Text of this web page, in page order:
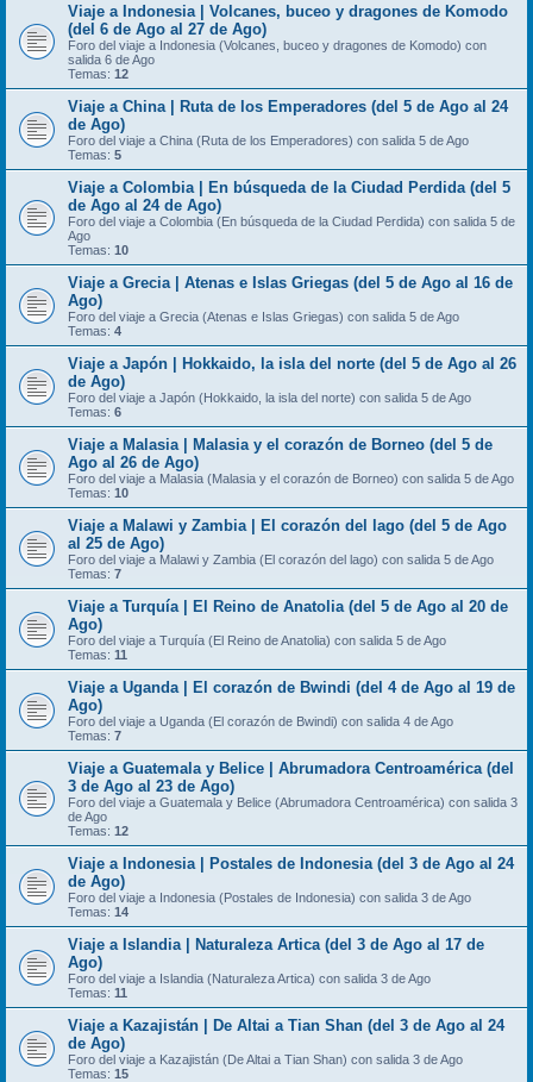
Viaje a Indonesia | Volcanes, buceo y dragones de Komodo
(del 6 de Ago al 27 de Ago)
Foro del viaje a Indonesia (Volcanes, buceo y dragones de Komodo) con
salida 6 de Ago
Temas: 12
Viaje a China | Ruta de los Emperadores (del 5 de Ago al 24
de Ago)
Foro del viaje a China (Ruta de los Emperadores) con salida 5 de Ago
Temas: 5
Viaje a Colombia | En búsqueda de la Ciudad Perdida (del 5
de Ago al 24 de Ago)
Foro del viaje a Colombia (En búsqueda de la Ciudad Perdida) con salida 5 de
Ago
Temas: 10
Viaje a Grecia | Atenas e Islas Griegas (del 5 de Ago al 16 de
Ago)
Foro del viaje a Grecia (Atenas e Islas Griegas) con salida 5 de Ago
Temas: 4
Viaje a Japón | Hokkaido, la isla del norte (del 5 de Ago al 26
de Ago)
Foro del viaje a Japón (Hokkaido, la isla del norte) con salida 5 de Ago
Temas: 6
Viaje a Malasia | Malasia y el corazón de Borneo (del 5 de
Ago al 26 de Ago)
Foro del viaje a Malasia (Malasia y el corazón de Borneo) con salida 5 de Ago
Temas: 10
Viaje a Malawi y Zambia | El corazón del lago (del 5 de Ago
al 25 de Ago)
Foro del viaje a Malawi y Zambia (El corazón del lago) con salida 5 de Ago
Temas: 7
Viaje a Turquía | El Reino de Anatolia (del 5 de Ago al 20 de
Ago)
Foro del viaje a Turquía (El Reino de Anatolia) con salida 5 de Ago
Temas: 11
Viaje a Uganda | El corazón de Bwindi (del 4 de Ago al 19 de
Ago)
Foro del viaje a Uganda (El corazón de Bwindi) con salida 4 de Ago
Temas: 7
Viaje a Guatemala y Belice | Abrumadora Centroamérica (del
3 de Ago al 23 de Ago)
Foro del viaje a Guatemala y Belice (Abrumadora Centroamérica) con salida 3
de Ago
Temas: 12
Viaje a Indonesia | Postales de Indonesia (del 3 de Ago al 24
de Ago)
Foro del viaje a Indonesia (Postales de Indonesia) con salida 3 de Ago
Temas: 14
Viaje a Islandia | Naturaleza Artica (del 3 de Ago al 17 de
Ago)
Foro del viaje a Islandia (Naturaleza Artica) con salida 3 de Ago
Temas: 11
Viaje a Kazajistán | De Altai a Tian Shan (del 3 de Ago al 24
de Ago)
Foro del viaje a Kazajistán (De Altai a Tian Shan) con salida 3 de Ago
Temas: 15